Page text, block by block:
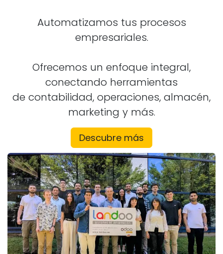
Automatizamos tus procesos
empresariales.
Ofrecemos un enfoque integral,
conectando herramientas
de contabilidad, operaciones, almacén,
marketing y más.
Descubre más